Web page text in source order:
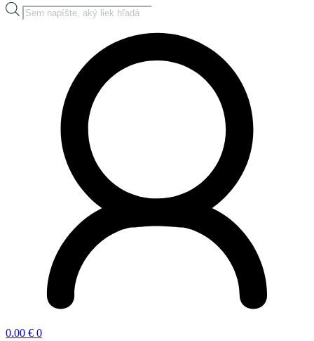
Products
search
0.00 € 0